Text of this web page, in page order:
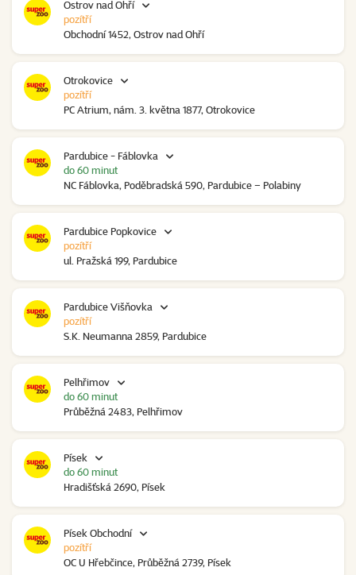
Ostrov nad Ohří
Obchodní 1452, Ostrov nad Ohří
pozítří
Otrokovice
PC Atrium, nám. 3. května 1877, Otrokovice
pozítří
Pardubice - Fáblovka
NC Fáblovka, Poděbradská 590, Pardubice – Polabiny
do 60 minut
Pardubice Popkovice
ul. Pražská 199, Pardubice
pozítří
Pardubice Višňovka
S.K. Neumanna 2859, Pardubice
pozítří
Pelhřimov
Průběžná 2483, Pelhřimov
do 60 minut
Písek
Hradišťská 2690, Písek
do 60 minut
Písek Obchodní
OC U Hřebčince, Průběžná 2739, Písek
pozítří